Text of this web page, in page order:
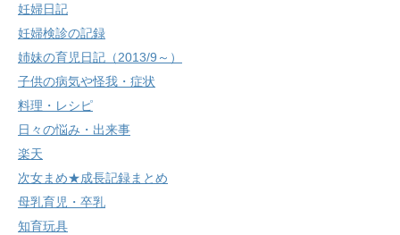
妊婦日記
妊婦検診の記録
姉妹の育児日記（2013/9～）
子供の病気や怪我・症状
料理・レシピ
日々の悩み・出来事
楽天
次女まめ★成長記録まとめ
母乳育児・卒乳
知育玩具